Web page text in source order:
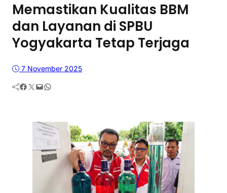
Memastikan Kualitas BBM
dan Layanan di SPBU
Yogyakarta Tetap Terjaga
7 November 2025
Facebook Twitter Mail WhatsApp